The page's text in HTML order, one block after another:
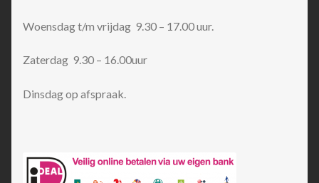
Woensdag t/m vrijdag 9.30 – 17.00 uur.
Zaterdag 9.30 – 16.00uur
Dinsdag op afspraak.